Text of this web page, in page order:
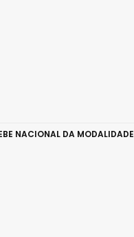
NACIONAL DA MODALIDADE